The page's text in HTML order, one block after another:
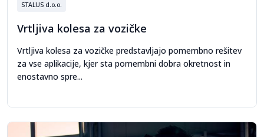
STALUS d.o.o.
Vrtljiva kolesa za vozičke
Vrtljiva kolesa za vozičke predstavljajo pomembno rešitev
za vse aplikacije, kjer sta pomembni dobra okretnost in
enostavno spre...